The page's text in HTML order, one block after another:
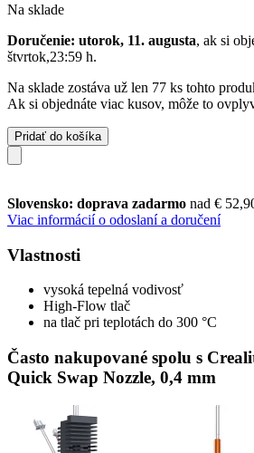
Na sklade
Doručenie: utorok, 11. augusta, ak si
štvrtok,23:59 h.
Na sklade zostáva už len 77 ks tohto
Ak si objednáte viac kusov, môže to
Pridať do košíka
Slovensko: doprava zadarmo nad €
Viac informácií o odoslaní a doručení
Vlastnosti
vysoká tepelná vodivosť
High-Flow tlač
na tlač pri teplotách do 300 °C
Často nakupované spolu s
Quick Swap Nozzle, 0,4 mm